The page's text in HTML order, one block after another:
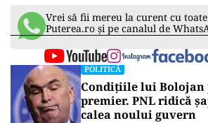
Vrei să fii mereu la curent cu
Puterea.ro și pe canalul de
POLITICĂ
Condițiile lui
premier. PNL ridică
calea noului guvern